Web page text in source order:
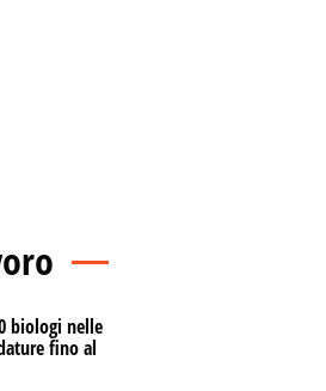
biologi nelle
fino al